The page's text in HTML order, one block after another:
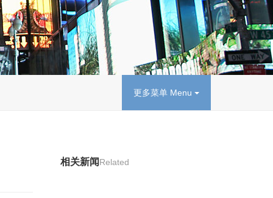
更多菜单 Menu
相关新闻Related